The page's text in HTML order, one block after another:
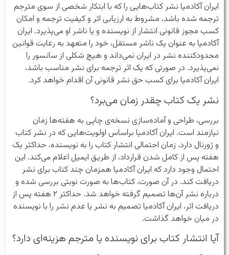
ایران آکادمیا نشر کتاب‌هایی را که با ابتکار شخصی از سوی مترجم
ترجمه شده باشد، مشروط به ارزیابی اثر و کیفیت ترجمه و امکان
کسب مجوز قانونی انتشار از نویسنده و یا ناشر او می‌پذیرد. ایران
آکادمیا به عنوان یک ناشر مستقل، خود را متعهد به رعایت قوانین
محدودکننده نشر در ایران نمی‌داند و هیچ شکلی از سانسور را
نمی‌پذیرد. در صورتی که یک اثر ترجمه برای نشر مناسب باشد،
ایران آکادمیا برای کسب حق نشر قانونی آن اقدام خواهد کرد.
نشر یک کتاب چقدر زمان می‌برد؟
بررسی، طراحی و آماده‌سازی نسخه‌ی چاپی به هفته‌ها زمان
نیازمند است. ایران آکادمیا براساس اولویت‌هایی که در نشر کتاب
و ژورنال دارد، زمان احتمالی انتشار کتاب را به نویسنده، حداکثر یک
هفته پس از کامل شدن قرارداد، از طریق ایمیل اعلام می‌کند. این
احتمال وجود دارد که ایران آکادمیا همزمان چند کتاب برای نشر
دریافت کند. در آن صورت، کتاب‌ها به صورت نوبتی بررسی شده و
درباره نشر آن‌ها تصمیم‌ گرفته خواهد شد. حداکثر ۲ هفته پس از
دریافت اثر، ایران آکادمیا تصمیم به نشر یا عدم نشر را با نویسنده
در میان خواهد گذاشت.
آیا انتشار کتاب برای نویسنده یا مترجم هزینه‌ای دارد؟